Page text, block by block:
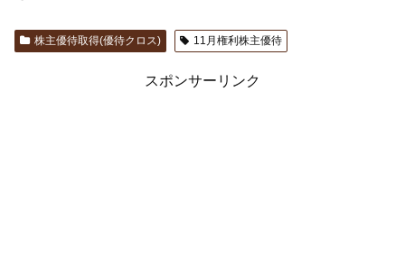
株主優待取得(優待クロス) 11月権利株主優待
スポンサーリンク